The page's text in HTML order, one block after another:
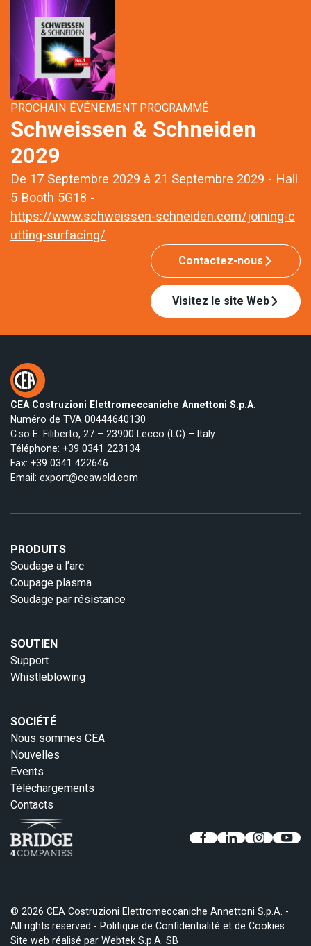
PROCHAIN ÉVÉNEMENT PROGRAMMÉ
Schweissen & Schneiden
2029
De 17 Septembre 2029 à 21 Septembre 2029 - Hall
5 Booth 5G18 -
https://www.schweissen-schneiden.com/joining-c
utting-surfacing/
Contactez-nous
Visitez le site Web
CEA Costruzioni Elettromeccaniche Annettoni S.p.A.
Numéro de TVA 00444640130
C.so E. Filiberto, 27 – 23900 Lecco (LC) – Italy
Téléphone: +39 0341 223134
Fax: +39 0341 422646
Email: export@ceaweld.com
PRODUITS
Soudage a l’arc
Coupage plasma
Soudage par résistance
SOUTIEN
Support
Whistleblowing
SOCIÉTÉ
Nous sommes CEA
Nouvelles
Events
Téléchargements
Contacts
© 2026 CEA Costruzioni Elettromeccaniche Annettoni S.p.A. -
All rights reserved - Politique de Confidentialité et de Cookies
Site web réalisé par Webtek S.p.A. SB